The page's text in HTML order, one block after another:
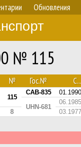
Обновления
№ 115
№ Гос.№ С...
115
CAB-835
01.1990
UHN-681
06.1985
8 03.1977